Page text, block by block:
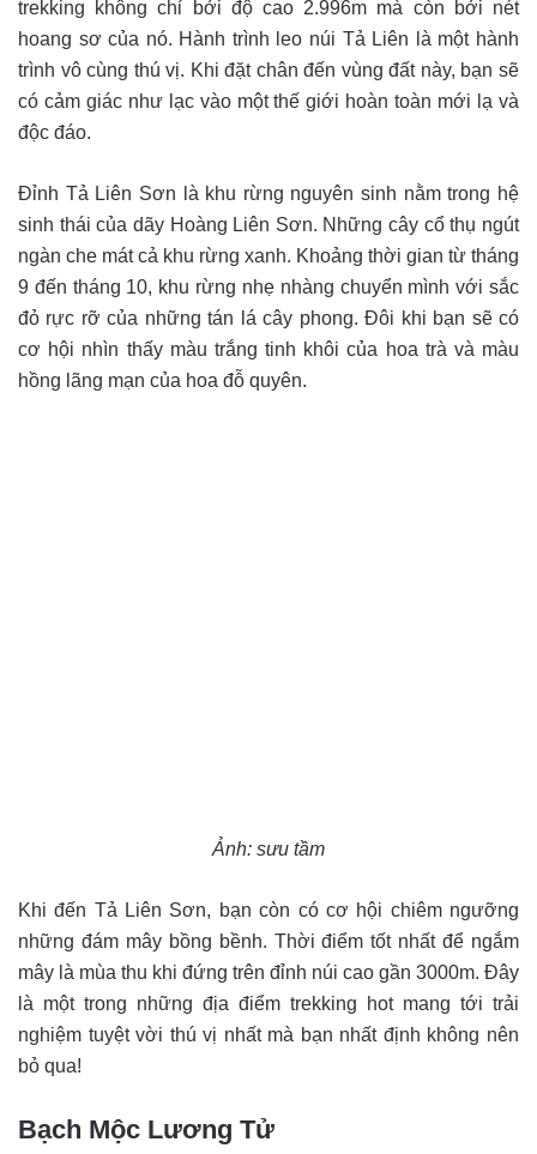
trekking không chỉ bởi độ cao 2.996m mà còn bởi nét
hoang sơ của nó. Hành trình leo núi Tả Liên là một hành
trình vô cùng thú vị. Khi đặt chân đến vùng đất này, bạn sẽ
có cảm giác như lạc vào một thế giới hoàn toàn mới lạ và
độc đáo.
Đỉnh Tả Liên Sơn là khu rừng nguyên sinh nằm trong hệ
sinh thái của dãy Hoàng Liên Sơn. Những cây cổ thụ ngút
ngàn che mát cả khu rừng xanh. Khoảng thời gian từ tháng
9 đến tháng 10, khu rừng nhẹ nhàng chuyển mình với sắc
đỏ rực rỡ của những tán lá cây phong. Đôi khi bạn sẽ có
cơ hội nhìn thấy màu trắng tinh khôi của hoa trà và màu
hồng lãng mạn của hoa đỗ quyên.
Ảnh: sưu tầm
Khi đến Tả Liên Sơn, bạn còn có cơ hội chiêm ngưỡng
những đám mây bồng bềnh. Thời điểm tốt nhất để ngắm
mây là mùa thu khi đứng trên đỉnh núi cao gần 3000m. Đây
là một trong những địa điểm trekking hot mang tới trải
nghiệm tuyệt vời thú vị nhất mà bạn nhất định không nên
bỏ qua!
Bạch Mộc Lương Tử